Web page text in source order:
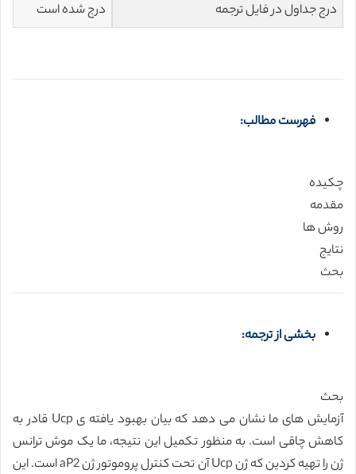
درج جداول در فایل ترجمه
درج شده است
فهرست مطالب:
چکیده
مقدمه
روش ها
نتایج
بحث
بخشی از ترجمه:
بحث
آزمایش های ما نشان می دهد که بیان بهبود یافته ی Ucp قادر به
کاهش چاقی است. به منظور تکمیل این نتیجه، ما یک موش ترانس
ژن را تهیه کردین که ژن Ucp آن تحت کنترل پروموتور ژن aP2 است. این